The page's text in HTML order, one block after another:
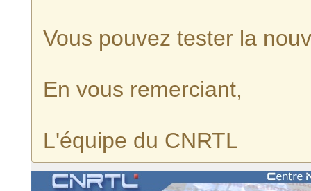
Vous pouvez tester la
En vous remerciant,
L'équipe du CNRTL